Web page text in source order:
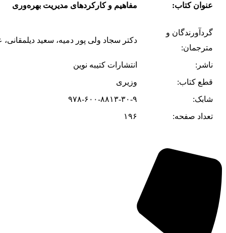
عنوان کتاب: مفاهیم و کارکردهای مدیریت بهره‌وری
گردآورندگان و
مترجمان‌:
دکتر سجاد ولی پور دمیه، سعید
ناشر:
انتشارات کتیبه نوین
قطع کتاب:
وزیری
شابک:
۹۷۸-۶۰۰-۸۸۱۳-۳۰-۹
تعداد صفحه:
۱۹۶